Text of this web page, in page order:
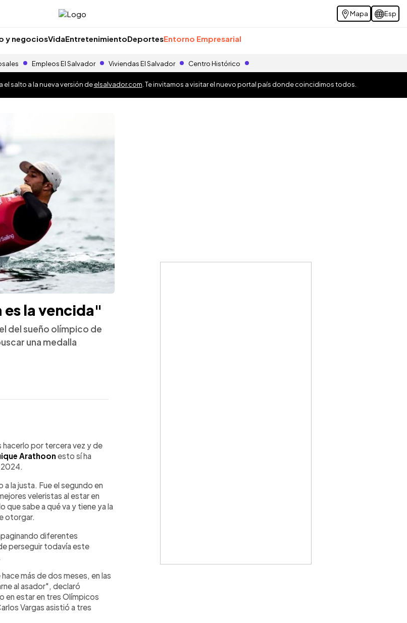
Mapa Esp
y negociosVidaEntretenimientoDeportesEntorno Empresarial
Empleos El Salvador Viviendas El Salvador Centro Histórico
el salto a la nueva versión deelsalvador.com . Te invitamos a visitar el nuevo portal país donde coincidimos todos.
la vencida"
del sueño olímpico de
una medalla
hacerlo por tercera vez y de
Arathoon esto sí ha
la justa. Fue el segundo en
veleristas al estar en
que sabe a qué va y tiene ya la
otorgar.
diferentes
perseguir todavía este
más de dos meses, en las
al asador", declaró
en estar en tres Olímpicos
Vargas asistió a tres